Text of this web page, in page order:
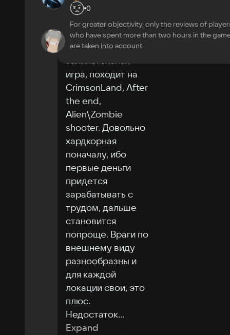
Processor
Ryzen 5 3600
Memory
8 GB ОЗУ
Space
игра огонь
November 6
2024
1 0
GsomFox 13 h in-
game
9
Отличная
залипательная
игра, походит на
CrimsonLand, After
the end,
Alien\Zombie
shooter. Довольно
хардкорная
поначалу, ибо
первые деньги
придется
зарабатывать с
трудом, дальше
становится
попроще. Враги по
внешнему виду
разнообразны и
для каждой
локации свои, это
плюс.
Недостаток...
Expand
0
For greater objectivity, only the reviews of
who have spent more than two hours in the
are taken into account